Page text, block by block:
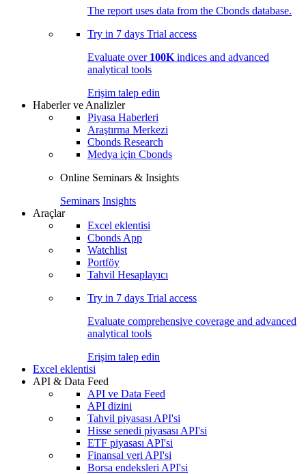
The report uses data from the Cbonds database.
Try in 7 days Trial access
Evaluate over 100K indices and advanced
analytical tools
Erişim talep edin
Haberler ve Analizler
Piyasa Haberleri
Araştırma Merkezi
Cbonds Research
Medya için Cbonds
Online Seminars & Insights
Seminars Insights
Araçlar
Excel eklentisi
Cbonds App
Watchlist
Portföy
Tahvil Hesaplayıcı
Try in 7 days Trial access
Evaluate comprehensive coverage and advanced
analytical tools
Erişim talep edin
Excel eklentisi
API & Data Feed
API ve Data Feed
API dizini
Tahvil piyasası API'si
Hisse senedi piyasası API'si
ETF piyasası API'si
Finansal veri API'si
Borsa endeksleri API'si